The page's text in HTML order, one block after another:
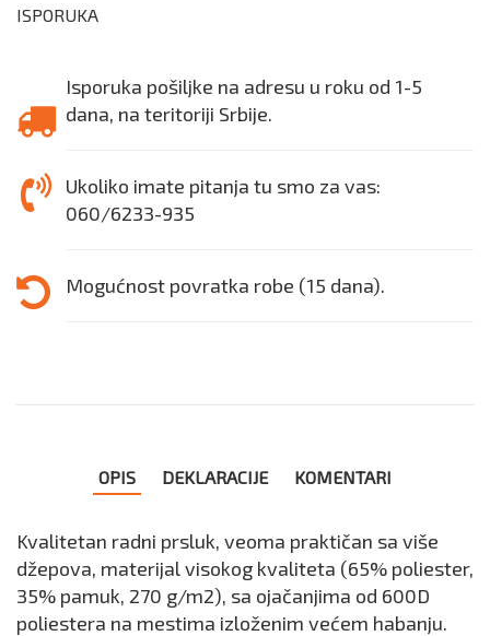
ISPORUKA
Isporuka pošiljke na adresu u roku od 1-5
dana, na teritoriji Srbije.
Ukoliko imate pitanja tu smo za vas:
060/6233-935
Mogućnost povratka robe (15 dana).
OPIS DEKLARACIJE KOMENTARI
Kvalitetan radni prsluk, veoma praktičan sa više
džepova, materijal visokog kvaliteta (65% poliester,
35% pamuk, 270 g/m2), sa ojačanjima od 600D
poliestera na mestima izloženim većem habanju.